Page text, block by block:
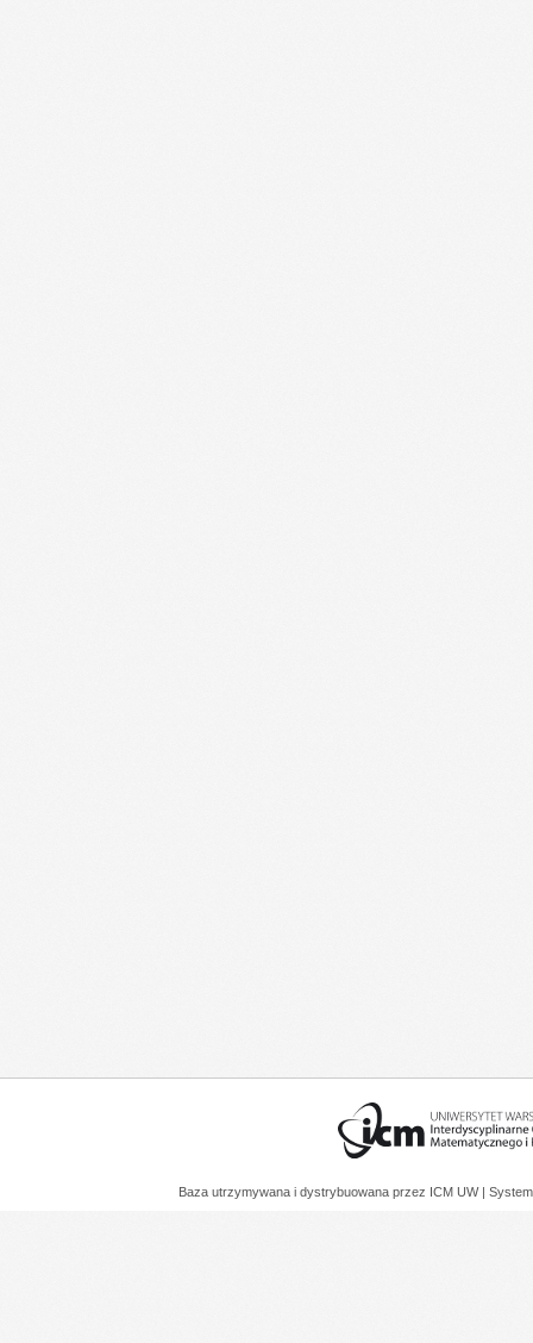
Baza utrzymywana i dystrybuowana przez ICM UW |